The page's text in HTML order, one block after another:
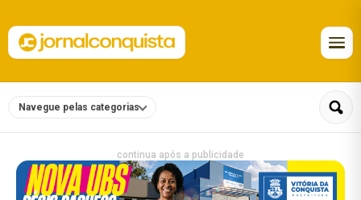
Navegue pelas categorias
continua após a publicidade